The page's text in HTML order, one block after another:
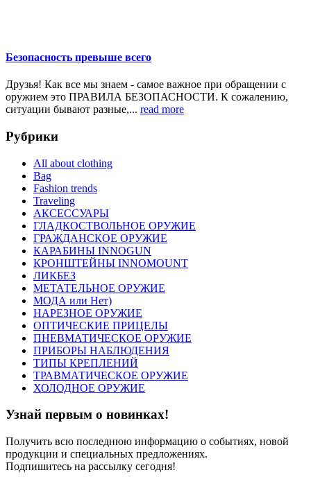
Безопасность превыше всего
Друзья! Как все мы знаем - самое важное при обращении с
оружием это ПРАВИЛА БЕЗОПАСНОСТИ. К сожалению,
ситуации бывают разные,... read more
Рубрики
All about clothing
Bag
Fashion trends
Traveling
АКСЕССУАРЫ
ГЛАДКОСТВОЛЬНОЕ ОРУЖИЕ
ГРАЖДАНСКОЕ ОРУЖИЕ
КАРАБИНЫ INNOGUN
КРОНШТЕЙНЫ INNOMOUNT
ЛИКБЕЗ
МЕТАТЕЛЬНОЕ ОРУЖИЕ
МОДА или Нет)
НАРЕЗНОЕ ОРУЖИЕ
ОПТИЧЕСКИЕ ПРИЦЕЛЫ
ПНЕВМАТИЧЕСКОЕ ОРУЖИЕ
ПРИБОРЫ НАБЛЮДЕНИЯ
ТИПЫ КРЕПЛЕНИЙ
ТРАВМАТИЧЕСКОЕ ОРУЖИЕ
ХОЛОДНОЕ ОРУЖИЕ
Узнай первым о новинках!
Получить всю последнюю информацию о событиях, новой
продукции и специальных предложениях.
Подпишитесь на рассылку сегодня!